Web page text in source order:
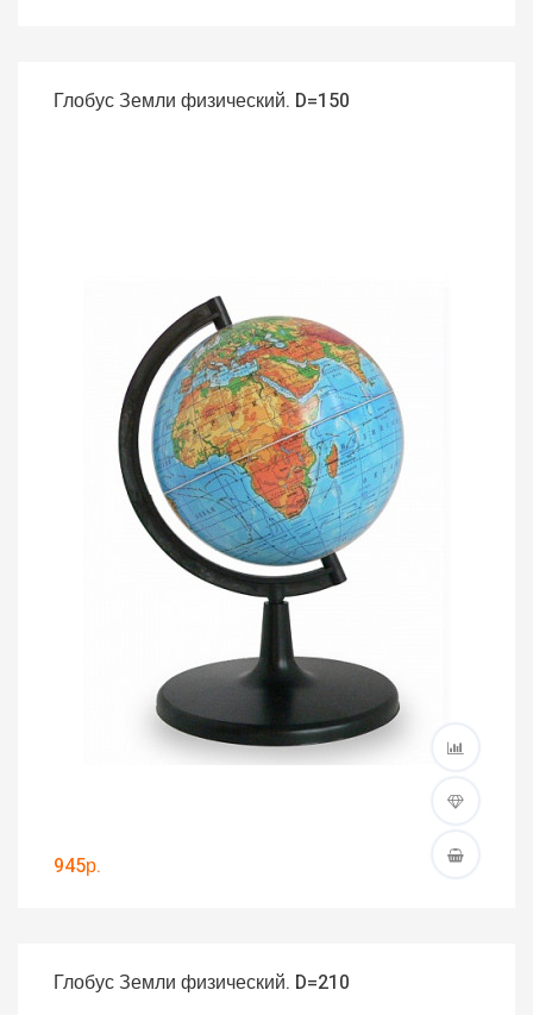
Глобус Земли физический. D=150
945р.
Глобус Земли физический. D=210